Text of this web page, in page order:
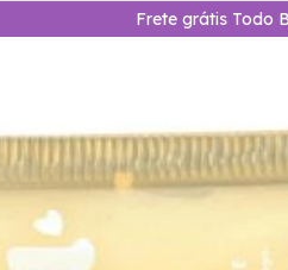
Frete grátis Todo